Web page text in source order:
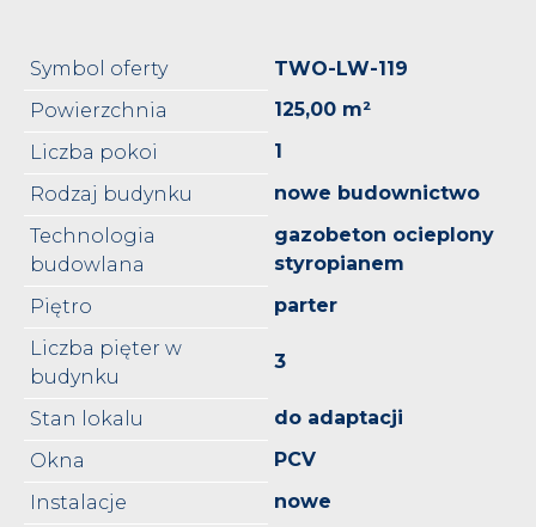
Symbol oferty
TWO-LW-119
Powierzchnia
125,00 m²
Liczba pokoi
1
Rodzaj budynku
nowe budownictwo
Technologia
budowlana
gazobeton ocieplony
styropianem
Piętro
parter
Liczba pięter w
budynku
3
Stan lokalu
do adaptacji
Okna
PCV
Instalacje
nowe